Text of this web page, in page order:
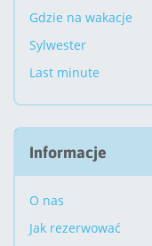
Gdzie na wakacje
Sylwester
Last minute
Informacje
O nas
Jak rezerwować